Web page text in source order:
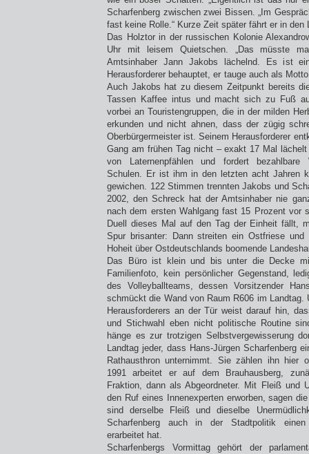
Scharfenberg zwischen zwei Bissen. „Im
fast keine Rolle.“ Kurze Zeit später fährt er in den
Das Holztor in der russischen Kolonie
Uhr mit leisem Quietschen. „Das müsste
Amtsinhaber Jann Jakobs lächelnd. Es ist
Herausforderer behauptet, er tauge auch als
Auch Jakobs hat zu diesem Zeitpunkt bereits
Tassen Kaffee intus und macht sich zu Fuß
vorbei an Touristengruppen, die in der milden
erkunden und nicht ahnen, dass der zügig
Oberbürgermeister ist. Seinem Herausforderer
Gang am frühen Tag nicht – exakt 17 Mal lächelt
von Laternenpfählen und fordert bezahlbare
Schulen. Er ist ihm in den letzten acht Jahren
gewichen. 122 Stimmen trennten Jakobs und
2002, den Schreck hat der Amtsinhaber nie
nach dem ersten Wahlgang fast 15 Prozent vor
Duell dieses Mal auf den Tag der Einheit fällt,
Spur brisanter: Dann streiten ein Ostfriese
Hoheit über Ostdeutschlands boomende
Das Büro ist klein und bis unter die Decke
Familienfoto, kein persönlicher Gegenstand,
des Volleyballteams, dessen Vorsitzender
schmückt die Wand von Raum R606 im Landtag.
Herausforderers an der Tür weist darauf hin,
und Stichwahl eben nicht politische Routine
hänge es zur trotzigen Selbstvergewisserung
Landtag jeder, dass Hans-Jürgen Scharfenberg
Rathausthron unternimmt. Sie zählen ihn hier
1991 arbeitet er auf dem Brauhausberg,
Fraktion, dann als Abgeordneter. Mit Fleiß und
den Ruf eines Innenexperten erworben, sagen
sind derselbe Fleiß und dieselbe
Scharfenberg auch in der Stadtpolitik einen
erarbeitet hat.
Scharfenbergs Vormittag gehört der